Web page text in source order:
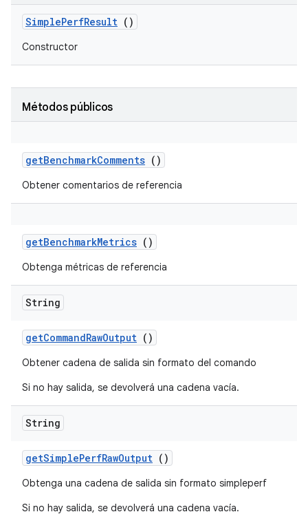
SimplePerfResult ()
Constructor
Métodos públicos
getBenchmarkComments ()
Obtener comentarios de referencia
getBenchmarkMetrics ()
Obtenga métricas de referencia
String
getCommandRawOutput ()
Obtener cadena de salida sin formato del comando
Si no hay salida, se devolverá una cadena vacía.
String
getSimplePerfRawOutput ()
Obtenga una cadena de salida sin formato simpleperf
Si no hay salida, se devolverá una cadena vacía.